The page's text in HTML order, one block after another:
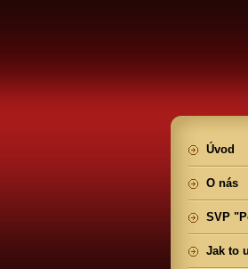
Úvod
O nás
SVP
Jak to